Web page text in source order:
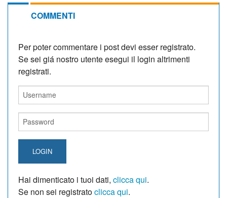
COMMENTI
Per poter commentare i post devi esser registrato.
Se sei giá nostro utente esegui il login altrimenti
registrati.
LOGIN
Hai dimenticato i tuoi dati, clicca qui.
Se non sei registratoclicca qui.